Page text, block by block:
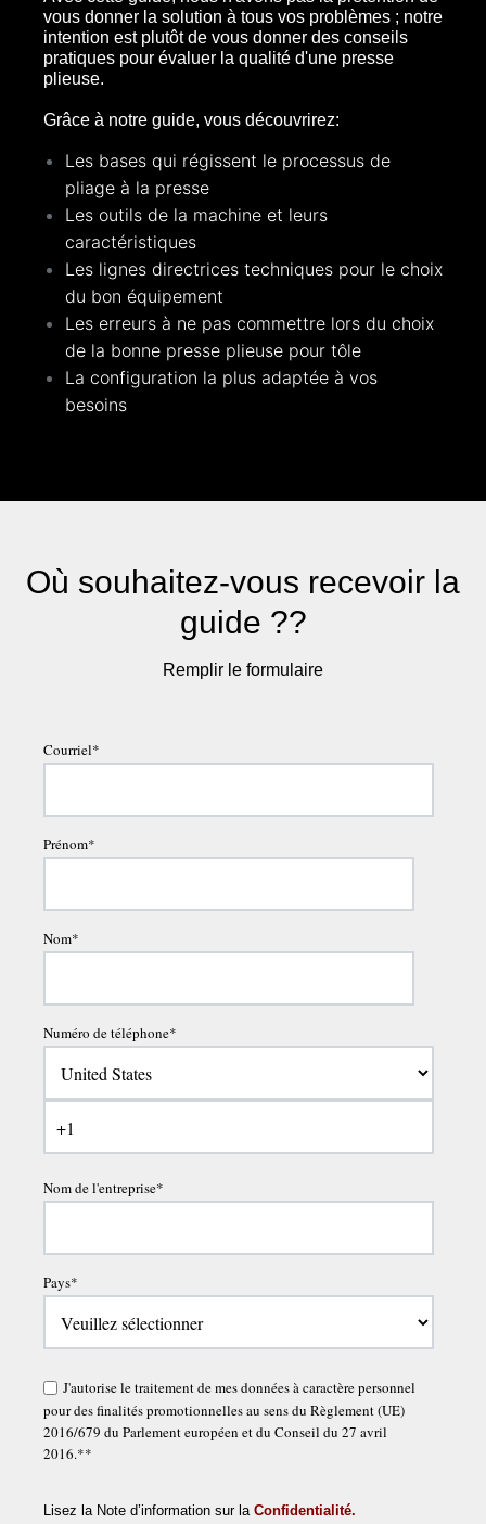
vous donner la solution à tous vos problèmes ; notre
intention est plutôt de vous donner des conseils
pratiques pour évaluer la qualité d'une presse
plieuse.
Grâce à notre guide, vous découvrirez:
Les bases qui régissent le processus de
pliage à la presse
Les outils de la machine et leurs
caractéristiques
Les lignes directrices techniques pour le choix
du bon équipement
Les erreurs à ne pas commettre lors du choix
de la bonne presse plieuse pour tôle
La configuration la plus adaptée à vos
besoins
Où souhaitez-vous recevoir la
guide ??
Remplir le formulaire
Courriel*
Prénom*
Nom*
Numéro de téléphone*
Nom de l'entreprise*
Pays*
J'autorise le traitement de mes données à caractère personnel
pour des finalités promotionnelles au sens du Règlement (UE)
2016/679 du Parlement européen et du Conseil du 27 avril
2016.**
Lisez la Note d’information sur la Confidentialité.